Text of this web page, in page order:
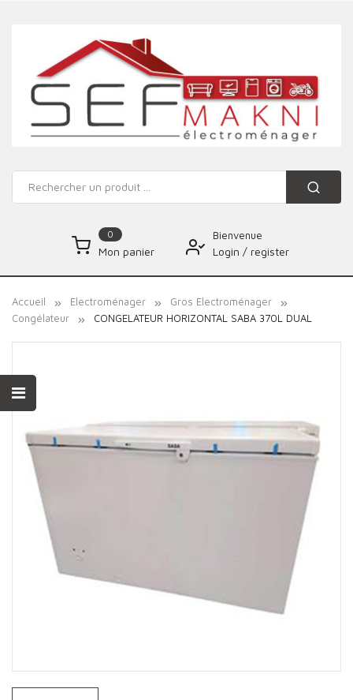
0
Mon panier
Bienvenue
Login / register
Accueil Electroménager
Gros Electroménager
Congélateur
CONGELATEUR HORIZONTAL SABA 370L DUAL